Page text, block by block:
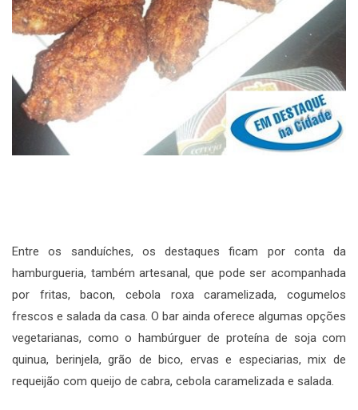
Entre os sanduíches, os destaques ficam por conta da
hamburgueria, também artesanal, que pode ser acompanhada
por fritas, bacon, cebola roxa caramelizada, cogumelos
frescos e salada da casa. O bar ainda oferece algumas opções
vegetarianas, como o hambúrguer de proteína de soja com
quinua, berinjela, grão de bico, ervas e especiarias, mix de
requeijão com queijo de cabra, cebola caramelizada e salada.